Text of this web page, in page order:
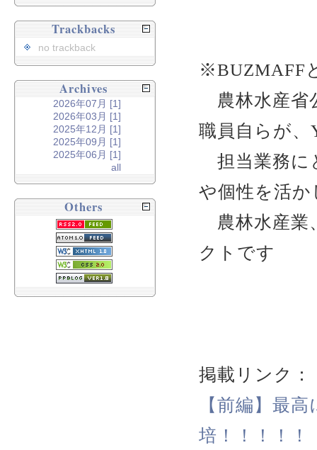
※BUZMAFF
農林水産省
職員自らが、
担当業務に
や個性を活
農林水産業
クトです
掲載リンク：
【前編】最
培！！！！
Trackbacks
no trackback
Archives
2026年07月 [1]
2026年03月 [1]
2025年12月 [1]
2025年09月 [1]
2025年06月 [1]
all
Others